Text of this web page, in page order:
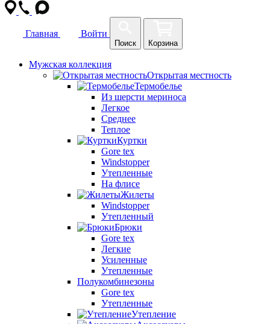
Главная Войти
Поиск Корзина
Мужская коллекция
Открытая местность
Термобелье
Из шерсти мериноса
Легкое
Среднее
Теплое
Куртки
Gore tex
Windstopper
Утепленные
На флисе
Жилеты
Windstopper
Утепленный
Брюки
Gore tex
Легкие
Усиленные
Утепленные
Полукомбинезоны
Gore tex
Утепленные
Утепление